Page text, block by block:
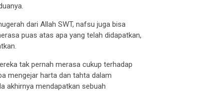
dari Allah SWT, nafsu juga bisa
puas atas apa yang telah didapatkan,
tak pernah merasa cukup terhadap
mengejar harta dan tahta dalam
akhirnya mendapatkan sebuah